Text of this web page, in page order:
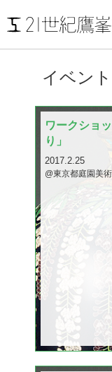
イベン
ワークショ
り」
2017.2.25
@東京都庭園美